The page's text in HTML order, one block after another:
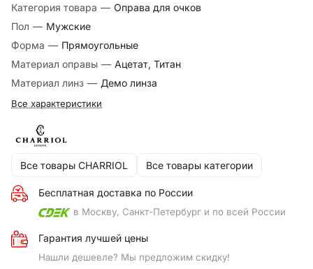
Категория товара — Оправа для очков
Пол — Мужские
Форма — Прямоугольные
Материал оправы — Ацетат, Титан
Материал линз — Демо линза
Все характеристики
Все товары CHARRIOL Все товары категории
Бесплатная доставка по России
в Москву, Санкт-Петербург и по всей России
Гарантия лучшей цены
Нашли дешевле? Мы предложим скидку!